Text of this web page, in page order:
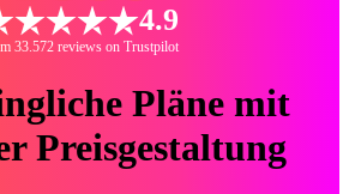
4.9
33.572 reviews on Trustpilot
Pläne mit
Preisgestaltung